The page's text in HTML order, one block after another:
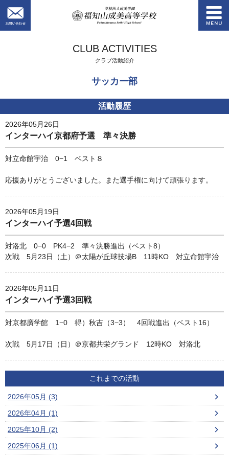
学校法人成美学
CLUB ACTIVITIES
クラブ活動紹介
サッカー部
活動履歴
2026年05月26日
インターハイ京都府予選 準々決勝
対立命館宇治 0−1 ベスト８
応援ありがとうございました。また選手権に向けて頑張ります。
2026年05月19日
インターハイ予選4回戦
対洛北 0−0 PK4−2 準々決勝進出（ベスト8）
次戦 5月23日（土）＠太陽が丘球技場B 11時KO 対立命館宇治
2026年05月11日
インターハイ予選3回戦
対京都廣学館 1−0 得）秋吉（3−3） 4回戦進出（ベスト16）
次戦 5月17日（日）＠京都共栄グランド 12時KO 対洛北
これまでの活動
2026年05月 (3)
2026年04月 (1)
2025年10月 (2)
2025年06月 (1)